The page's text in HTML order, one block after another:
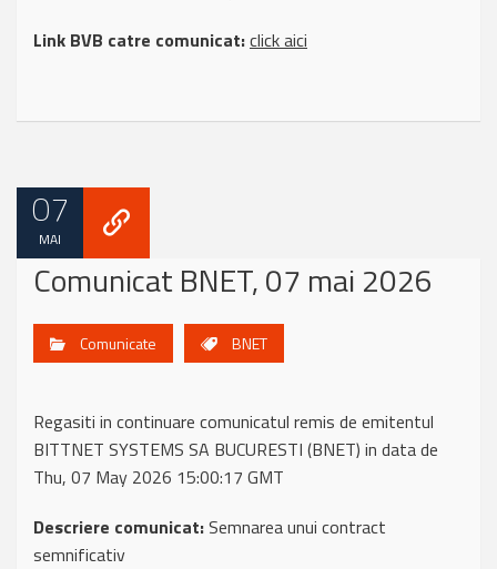
Link BVB catre comunicat:click aici
07
MAI
Comunicat BNET, 07 mai 2026
Comunicate BNET
Regasiti in continuare comunicatul remis de emitentul
BITTNET SYSTEMS SA BUCURESTI (BNET) in data de
Thu, 07 May 2026 15:00:17 GMT
Descriere comunicat:Semnarea unui contract
semnificativ